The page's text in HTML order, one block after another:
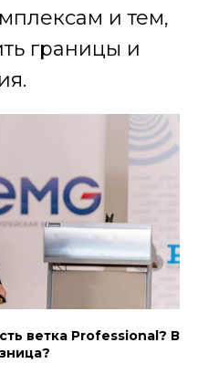
и тем,
границы и
ветка Professional? В